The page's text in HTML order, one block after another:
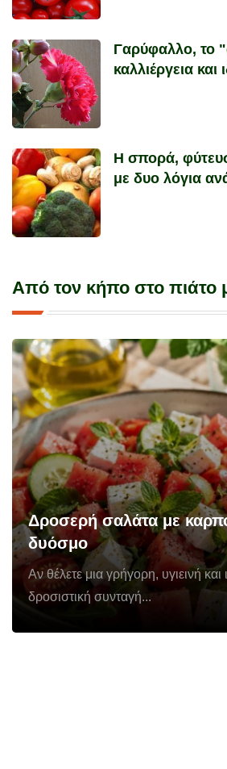
Γαρύφαλλο, το
καλλιέργεια και
Η σπορά,
με δυο λόγια
Από τον κήπο στο πιάτο
Δροσερή σαλάτα με
δυόσμο
Αν θέλετε μια γρήγορη, υγιεινή και
δροσιστική συνταγή...